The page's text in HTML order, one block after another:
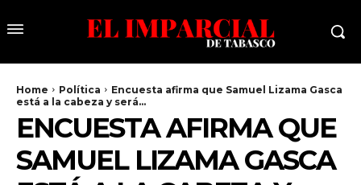
Home Política
Encuesta afirma que Samuel Lizama Gasca
está a la cabeza y será...
ENCUESTA AFIRMA QUE
SAMUEL LIZAMA GASCA